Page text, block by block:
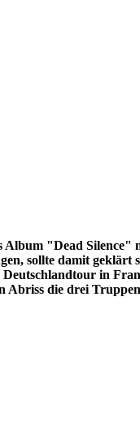
"Dead Silence"
sollte damit
in
die drei